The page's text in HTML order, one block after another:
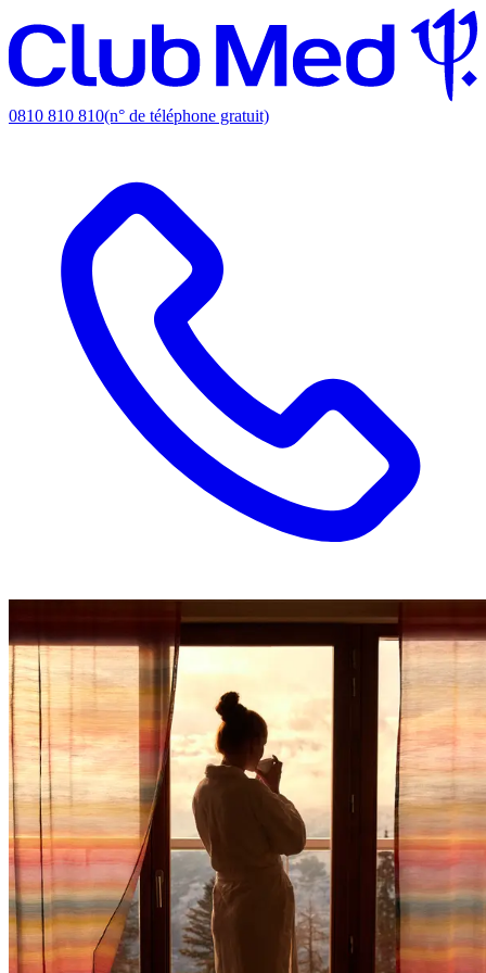
0810 810 810(n° de téléphone gratuit)